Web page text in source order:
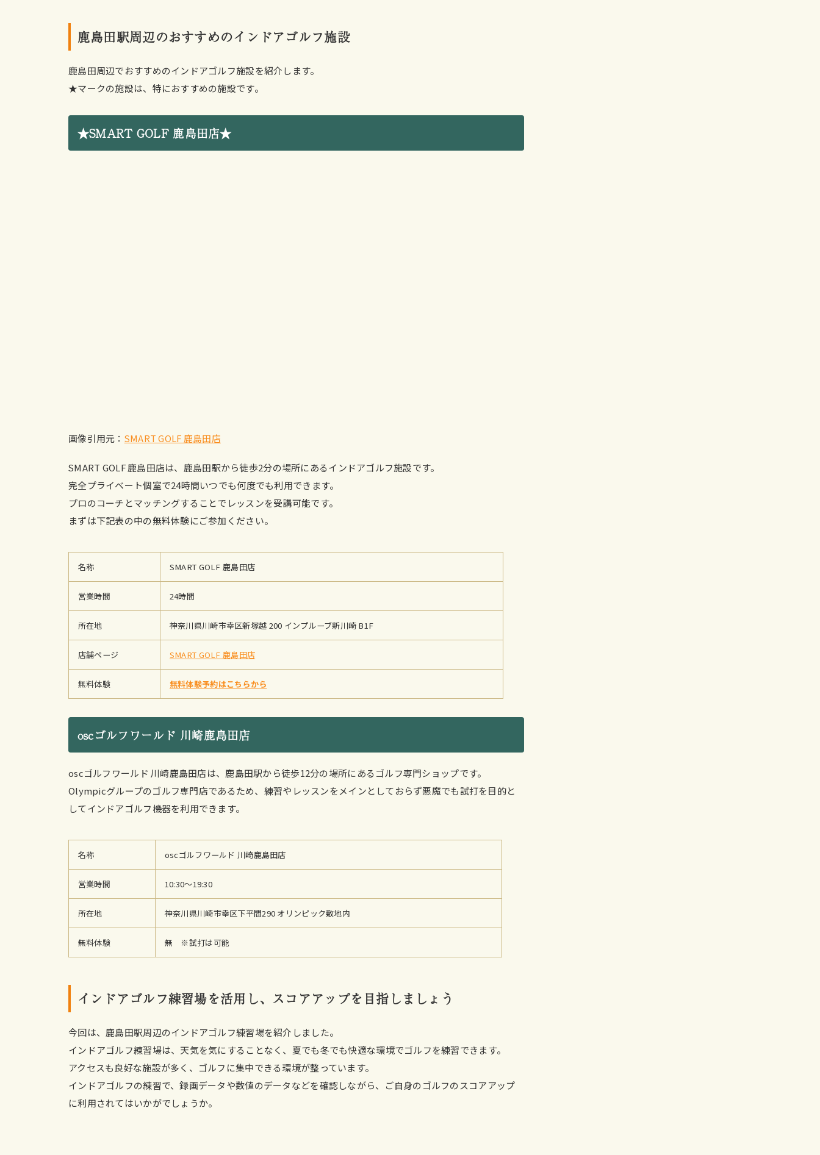
鹿島田駅周辺のおすすめのインドアゴルフ施設
鹿島田周辺でおすすめのインドアゴルフ施設を紹介します。
★マークの施設は、特におすすめの施設です。
★SMART GOLF 鹿島田店★
画像引用元： SMART GOLF 鹿島田店
SMART GOLF 鹿島田店は、鹿島田駅から徒歩2分の場所にあるインドアゴルフ施設です。
完全プライベート個室で24時間いつでも何度でも利用できます。
プロのコーチとマッチングすることでレッスンを受講可能です。
まずは下記表の中の無料体験にご参加ください。
名称 SMART GOLF 鹿島田店
営業時間 24時間
所在地 神奈川県川崎市幸区新塚越 200 インプルーブ新川崎 B1F
店舗ページ SMART GOLF 鹿島田店
無料体験 無料体験予約はこちらから
oscゴルフワールド 川崎鹿島田店
oscゴルフワールド 川崎鹿島田店は、鹿島田駅から徒歩12分の場所にあるゴルフ専門ショップです。
Olympicグループのゴルフ専門店であるため、練習やレッスンをメインとしておらず悪魔でも試打を目的と
してインドアゴルフ機器を利用できます。
名称 oscゴルフワールド 川崎鹿島田店
営業時間 10:30〜19:30
所在地 神奈川県川崎市幸区下平間290 オリンピック敷地内
無料体験 無 ※試打は可能
インドアゴルフ練習場を活用し、スコアアップを目指しましょう
今回は、鹿島田駅周辺のインドアゴルフ練習場を紹介しました。
インドアゴルフ練習場は、天気を気にすることなく、夏でも冬でも快適な環境でゴルフを練習できます。
アクセスも良好な施設が多く、ゴルフに集中できる環境が整っています。
インドアゴルフの練習で、録画データや数値のデータなどを確認しながら、ご自身のゴルフのスコアアップ
に利用されてはいかがでしょうか。